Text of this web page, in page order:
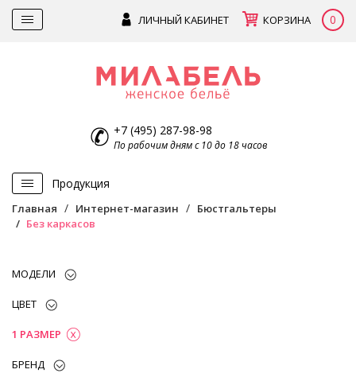
ЛИЧНЫЙ КАБИНЕТ КОРЗИНА 0
+7 (495) 287-98-98
По рабочим дням с 10 до 18 часов
Продукция
Главная Интернет-магазин
Бюстгальтеры
Без каркасов
МОДЕЛИ
ЦВЕТ
1 РАЗМЕР
БРЕНД